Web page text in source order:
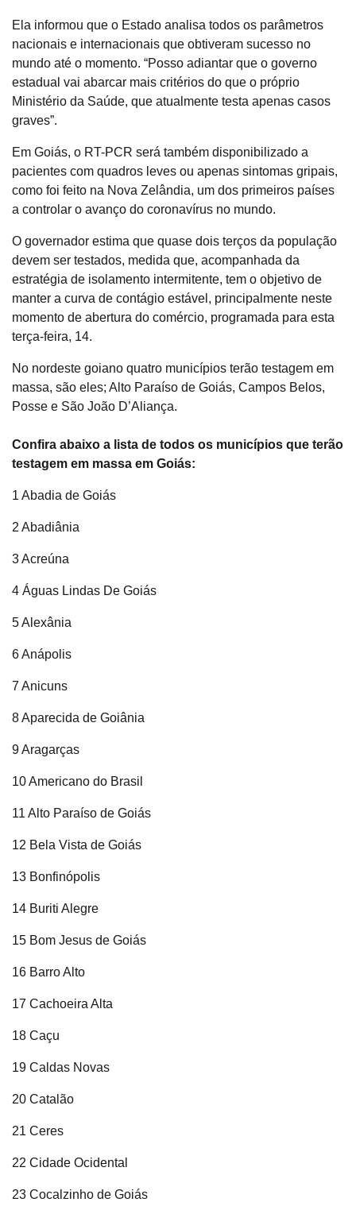
Ela informou que o Estado analisa todos os parâmetros
nacionais e internacionais que obtiveram sucesso no
mundo até o momento. “Posso adiantar que o governo
estadual vai abarcar mais critérios do que o próprio
Ministério da Saúde, que atualmente testa apenas casos
graves”.
Em Goiás, o RT-PCR será também disponibilizado a
pacientes com quadros leves ou apenas sintomas gripais,
como foi feito na Nova Zelândia, um dos primeiros países
a controlar o avanço do coronavírus no mundo.
O governador estima que quase dois terços da população
devem ser testados, medida que, acompanhada da
estratégia de isolamento intermitente, tem o objetivo de
manter a curva de contágio estável, principalmente neste
momento de abertura do comércio, programada para esta
terça-feira, 14.
No nordeste goiano quatro municípios terão testagem em
massa, são eles; Alto Paraíso de Goiás, Campos Belos,
Posse e São João D’Aliança.
Confira abaixo a lista de todos os municípios que terão
testagem em massa em Goiás:
1 Abadia de Goiás
2 Abadiânia
3 Acreúna
4 Águas Lindas De Goiás
5 Alexânia
6 Anápolis
7 Anicuns
8 Aparecida de Goiânia
9 Aragarças
10 Americano do Brasil
11 Alto Paraíso de Goiás
12 Bela Vista de Goiás
13 Bonfinópolis
14 Buriti Alegre
15 Bom Jesus de Goiás
16 Barro Alto
17 Cachoeira Alta
18 Caçu
19 Caldas Novas
20 Catalão
21 Ceres
22 Cidade Ocidental
23 Cocalzinho de Goiás